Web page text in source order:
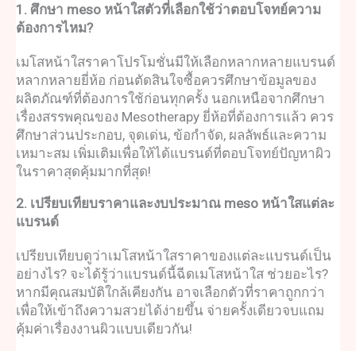
1. ศึกษา meso หน้าใสตัวที่เลือกใช้ว่าตอบโจทย์ความ
ต้องการไหม?
เมโสหน้าใสราคาโปรโมชั่นมีให้เลือกหลากหลายแบรนด์
หลากหลายยี่ห้อ ก่อนตัดสินใจซื้อควรศึกษาข้อมูลของ
ผลิตภัณฑ์ที่ต้องการใช้ก่อนทุกครั้ง นอกเหนือจากศึกษา
เรื่องสรรพคุณของ Mesotherapy ยี่ห้อที่ต้องการแล้ว ควร
ศึกษาส่วนประกอบ, จุดเด่น, ข้อกำจัด, ผลลัพธ์และความ
เหมาะสม เพิ่มเติมเพื่อให้ได้แบรนด์ที่ตอบโจทย์ปัญหาผิว
ในราคาสุดคุ้มมากที่สุด!
2. เปรียบเทียบราคาและงบประมาณ meso หน้าใสแต่ละ
แบรนด์
เปรียบเทียบดูว่าเมโสหน้าใสราคาของแต่ละแบรนด์เป็น
อย่างไร? จะได้รู้ว่าแบรนด์นี้ฉีดเมโสหน้าใส ช่วยอะไร?
หากมีคุณสมบัติใกล้เคียงกัน อาจเลือกตัวที่ราคาถูกกว่า
เพื่อให้เข้าถึงความสวยได้ง่ายขึ้น จ่ายครั้งเดียวจบแถม
คุ้มค่าเรื่องงานผิวแบบเดียวกัน!